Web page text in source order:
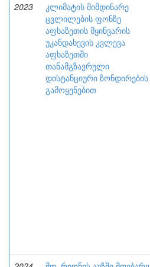
2023
კლიმატის მიმდინარე
ცვლილების ფონზე
აფხაზეთის მყინვარის
უკანდახევის კვლევა
აფხაზეთში
თანამგზავრული
დისტანციური ზონდირების
გამოყენებით